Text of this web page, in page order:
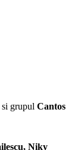
si grupul Cantos
Niky